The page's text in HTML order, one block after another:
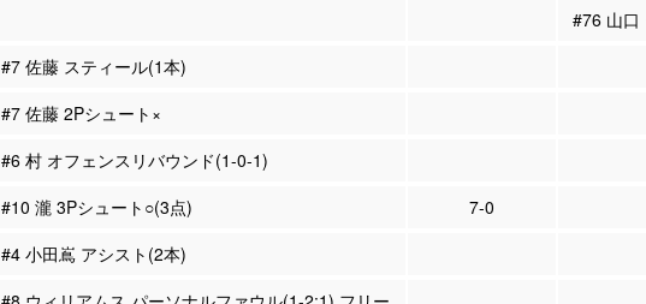
#76 山口
#7 佐藤 スティール(1本)
#7 佐藤 2Pシュート×
#6 村 オフェンスリバウンド(1-0-1)
#10 瀧 3Pシュート○(3点)
7-0
#4 小田嶌 アシスト(2本)